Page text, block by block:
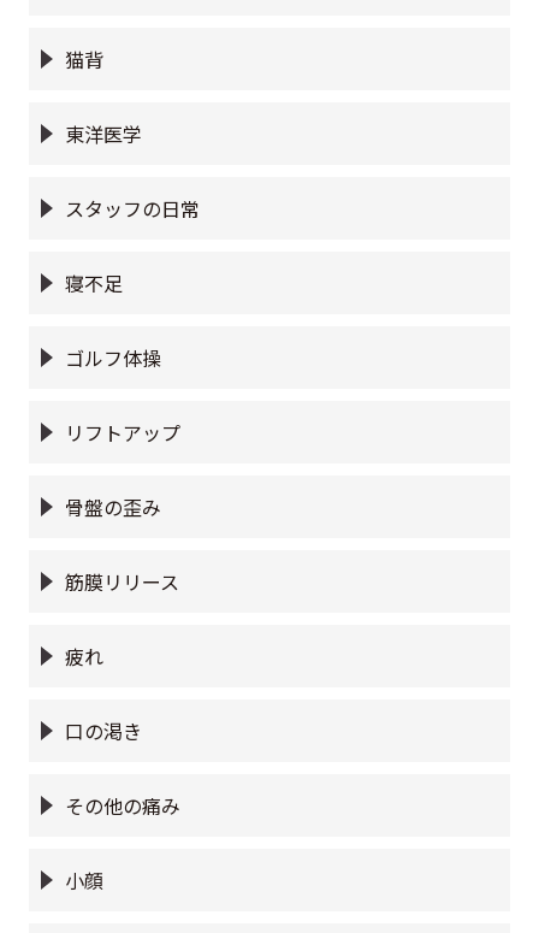
猫背
東洋医学
スタッフの日常
寝不足
ゴルフ体操
リフトアップ
骨盤の歪み
筋膜リリース
疲れ
口の渇き
その他の痛み
小顔